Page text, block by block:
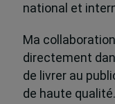
national et
Ma
directement
de livrer au
de haute